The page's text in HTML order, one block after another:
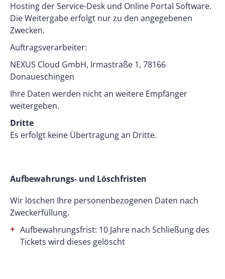
Hosting der Service-Desk und Online Portal Software.
Die Weitergabe erfolgt nur zu den angegebenen
Zwecken.
Auftragsverarbeiter:
NEXUS Cloud GmbH, Irmastraße 1, 78166
Donaueschingen
Ihre Daten werden nicht an weitere Empfänger
weitergeben.
Dritte
Es erfolgt keine Übertragung an Dritte.
Aufbewahrungs- und Löschfristen
Wir löschen Ihre personenbezogenen Daten nach
Zweckerfüllung.
Aufbewahrungsfrist: 10 Jahre nach Schließung des
Tickets wird dieses gelöscht